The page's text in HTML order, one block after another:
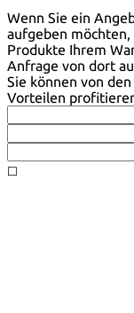
Wenn Sie ein
aufgeben
Produkte Ihrem
Anfrage von dort
Sie können von
Vorteilen
◻️